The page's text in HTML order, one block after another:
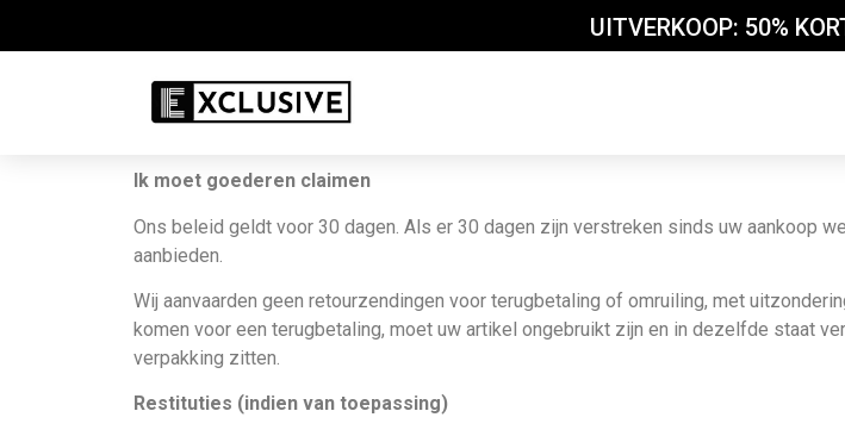
UITVERKOOP: 50%
Ik moet goederen claimen
Ons beleid geldt voor 30 dagen. Als er 30 dagen zijn verstreken sinds uw aankoop
aanbieden.
Wij aanvaarden geen retourzendingen voor terugbetaling of omruiling, met
komen voor een terugbetaling, moet uw artikel ongebruikt zijn en in dezelfde staat
verpakking zitten.
Restituties (indien van toepassing)